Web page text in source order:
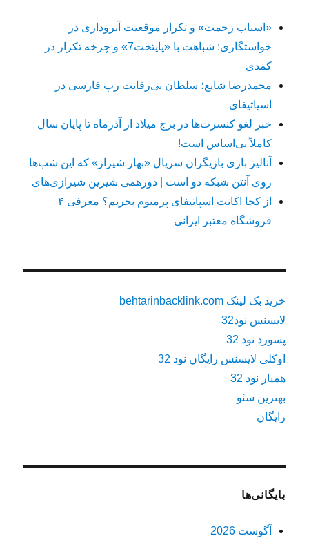
«اسباب زحمت» و تکرار موقعیت آبروداری در
خواستگاری: شباهت با «پایتخت7» و چرخه تکرار در
کمدی
محمدرضا شایع؛ سلطان بی‌رقابت رپ فارسی در
اسپاتیفای
خبر لغو کنسرت‌ها در برج میلاد از آذرماه تا پایان سال
کاملاً بی‌اساس است!
آنالیز بازی بازیگران سریال «بهار شیراز» که این شب‌ها
روی آنتن شبکه دو است | دورهمی شیرین شیرازی‌های
از کجا اکانت اسپاتیفای پرمیوم بخریم؟ معرفی ۴
فروشگاه معتبر ایرانی
خرید بک لینک behtarinbacklink.com
لایسنس نود32
پسورد نود 32
اوکلی لایسنس رایگان نود 32
همیار نود 32
بهترین سئو
رایگان
بایگانی‌ها
آگوست 2026